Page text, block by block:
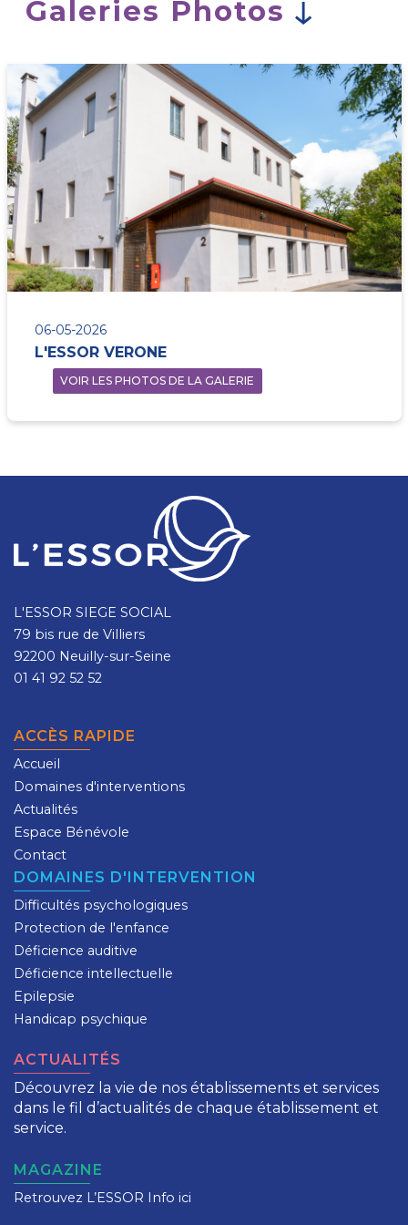
Galeries Photos
06-05-2026
L'ESSOR VERONE
VOIR LES PHOTOS DE LA GALERIE
L'ESSOR SIEGE SOCIAL
79 bis rue de Villiers
92200 Neuilly-sur-Seine
01 41 92 52 52
ACCÈS RAPIDE
Accueil
Domaines d'interventions
Actualités
Espace Bénévole
Contact
DOMAINES D'INTERVENTION
Difficultés psychologiques
Protection de l'enfance
Déficience auditive
Déficience intellectuelle
Epilepsie
Handicap psychique
ACTUALITÉS
Découvrez la vie de nos établissements et services
dans le fil d’actualités de chaque établissement et
service.
MAGAZINE
Retrouvez L’ESSOR Info ici